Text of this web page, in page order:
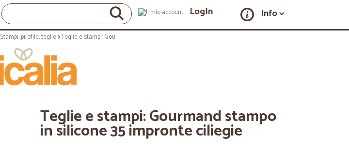
LogIn Info
Stampi, pirofile, teglie Teglie e stampi: Gourmand stampo in silicone 35 impronte ciliegie
Teglie e stampi: Gourmand stampo
in silicone 35 impronte ciliegie